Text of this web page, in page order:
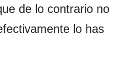
de lo contrario no
lo has